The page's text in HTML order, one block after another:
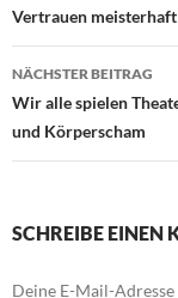
Vertrauen
NÄCHSTER BEITRAG
Wir alle spielen
und Körperscham
SCHREIBE EINEN
Deine E-Mail-